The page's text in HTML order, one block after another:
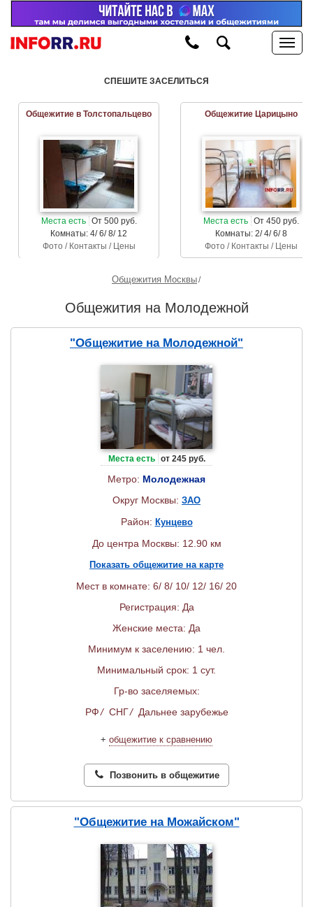
СПЕШИТЕ ЗАСЕЛИТЬСЯ
Общежитие в Толстопальцево
Места есть От 500 руб.
Комнаты: 4/ 6/ 8/ 12
Фото / Контакты / Цены
Общежитие Царицыно
Места есть От 450 руб.
Комнаты: 2/ 4/ 6/ 8
Фото / Контакты / Цены
Общежития Москвы
Общежития на Молодежной
"Общежитие на Молодежной"
Места есть от 245 руб.
Метро: Молодежная
Округ Москвы: ЗАО
Район: Кунцево
До центра Москвы: 12.90 км
Показать общежитие на карте
Мест в комнате: 6/ 8/ 10/ 12/ 16/ 20
Регистрация: Да
Женские места: Да
Минимум к заселению: 1 чел.
Минимальный срок: 1 сут.
Гр-во заселяемых:
РФ/ СНГ/ Дальнее зарубежье
+ общежитие к сравнению
Позвонить в общежитие
"Общежитие на Можайском"